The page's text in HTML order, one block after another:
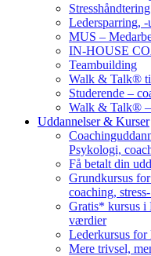
Ledersparring,
MUS –
IN-HOUSE
Teambuilding
Walk & Talk®
Studerende –
Walk & Talk® –
Uddannelser & Kurser
Psykologi,
Få betalt din
Grundkursus
coaching,
Gratis* kursus i
værdier
Lederkursus
Mere trivsel,